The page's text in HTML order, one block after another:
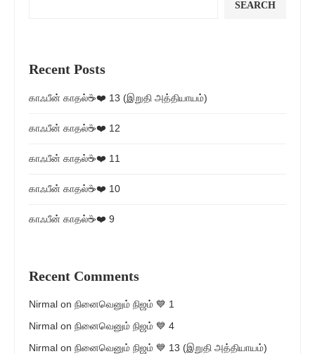
SEARCH
Recent Posts
காஃபீன் காதல்☕❤️ 13 (இறுதி அத்தியாயம்)
காஃபீன் காதல்☕❤️ 12
காஃபீன் காதல்☕❤️ 11
காஃபீன் காதல்☕❤️ 10
காஃபீன் காதல்☕❤️ 9
Recent Comments
Nirmal on நினைவெனும் நிஜம் 💙 1
Nirmal on நினைவெனும் நிஜம் 💙 4
Nirmal on நினைவெனும் நிஜம் 💙 13 (இறுதி அத்தியாயம்)